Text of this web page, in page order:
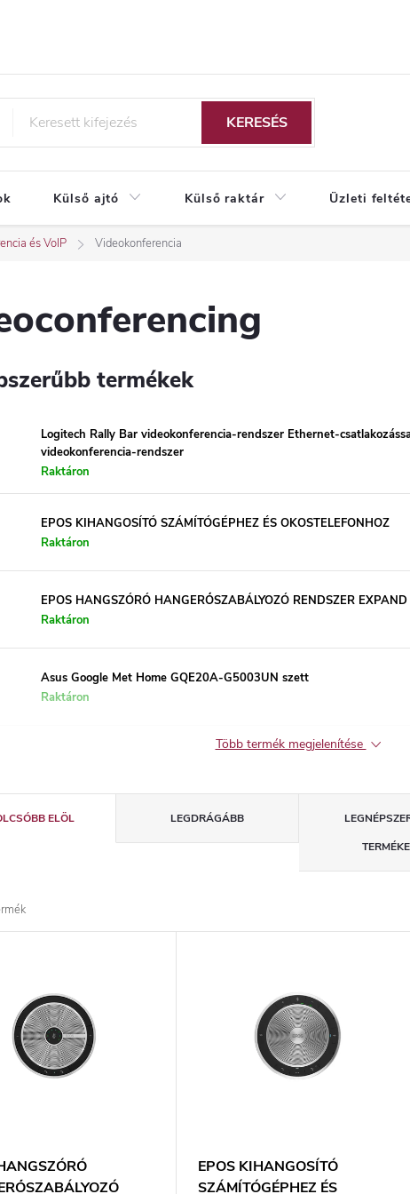
KERESÉS
Külső ajtó Külső raktár Üzleti
és VoIP Videokonferencia
termékek
Logitech Rally Bar videokonferencia-rendszer Ethernet-
videokonferencia-rendszer
Raktáron
EPOS KIHANGOSÍTÓ SZÁMÍTÓGÉPHEZ ÉS OKOSTELEFONHOZ
Raktáron
EPOS HANGSZÓRÓ HANGERŐSZABÁLYOZÓ RENDSZER
Raktáron
Asus Google Met Home GQE20A-G5003UN szett
Raktáron
Több termék megjelenítése
ELÖL LEGDRÁGÁBB
EPOS KIHANGOSÍTÓ
SZÁMÍTÓGÉPHEZ ÉS